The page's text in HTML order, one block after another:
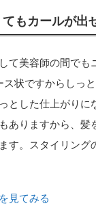
もカールが出
て美容師の間でも
ス状ですからしっ
とした仕上がりに
ありますから、髪
す。スタイリング
見てみる